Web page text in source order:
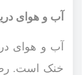
آب و هوای
آب و هوای
خنک است.